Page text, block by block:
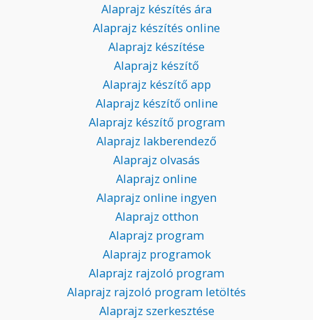
Alaprajz készítés ára
Alaprajz készítés online
Alaprajz készítése
Alaprajz készítő
Alaprajz készítő app
Alaprajz készítő online
Alaprajz készítő program
Alaprajz lakberendező
Alaprajz olvasás
Alaprajz online
Alaprajz online ingyen
Alaprajz otthon
Alaprajz program
Alaprajz programok
Alaprajz rajzoló program
Alaprajz rajzoló program letöltés
Alaprajz szerkesztése